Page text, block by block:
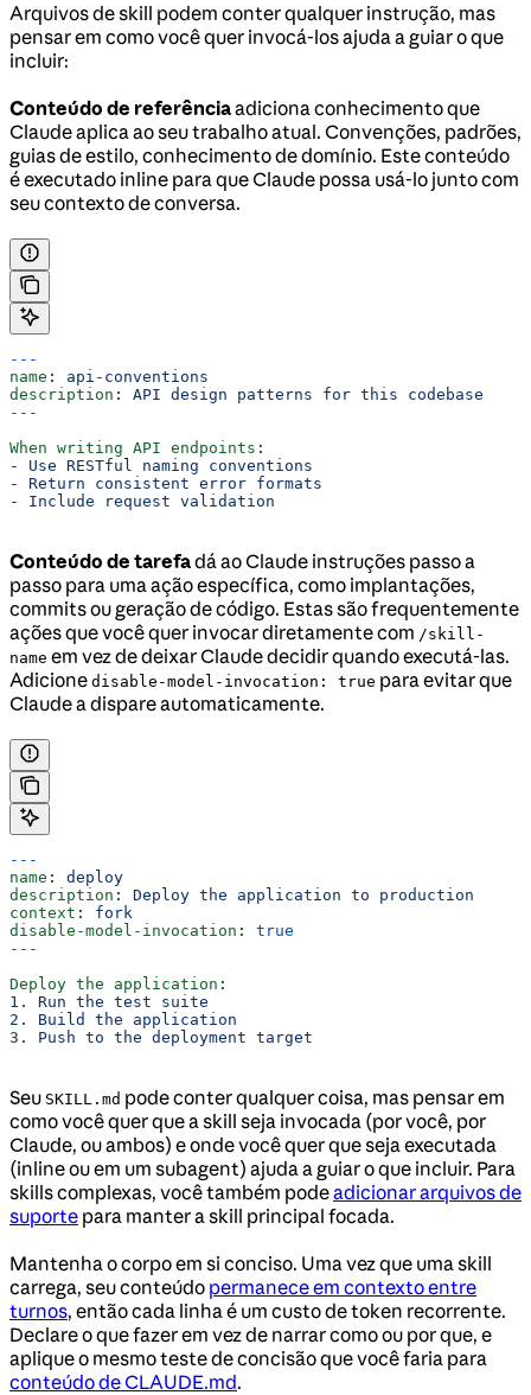
Arquivos de skill podem conter qualquer instrução, mas
pensar em como você quer invocá-los ajuda a guiar o que
incluir:
Conteúdo de referênciaadiciona conhecimento que
Claude aplica ao seu trabalho atual. Convenções, padrões,
guias de estilo, conhecimento de domínio. Este conteúdo
é executado inline para que Claude possa usá-lo junto com
seu contexto de conversa.
---
name : api-conventions
description : API design patterns for this codebase
---
When writing API endpoints :
- Use RESTful naming conventions
- Return consistent error formats
- Include request validation
Conteúdo de tarefadá ao Claude instruções passo a
passo para uma ação específica, como implantações,
commits ou geração de código. Estas são frequentemente
ações que você quer invocar diretamente com /skill-
name em vez de deixar Claude decidir quando executá-las.
Adicione disable-model-invocation: true para evitar que
Claude a dispare automaticamente.
---
name : deploy
description : Deploy the application to production
context : fork
disable-model-invocation : true
---
Deploy the application :
1. Run the test suite
2. Build the application
3. Push to the deployment target
Seu SKILL.md pode conter qualquer coisa, mas pensar em
como você quer que a skill seja invocada (por você, por
Claude, ou ambos) e onde você quer que seja executada
(inline ou em um subagent) ajuda a guiar o que incluir. Para
skills complexas, você também podeadicionar arquivos de
suporte para manter a skill principal focada.
Mantenha o corpo em si conciso. Uma vez que uma skill
carrega, seu conteúdo permanece em contexto entre
turnos, então cada linha é um custo de token recorrente.
Declare o que fazer em vez de narrar como ou por que, e
aplique o mesmo teste de concisão que você faria para
conteúdo de CLAUDE.md.